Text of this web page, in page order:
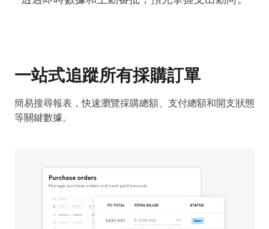
一站式追蹤所有採購訂單
簡易搜尋報表，快速瀏覽採購總額、支付總額和開支狀態
等關鍵數據。